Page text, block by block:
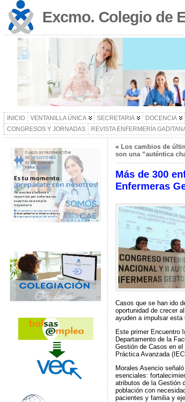
Excmo. Colegio de
INICIO VENTANILLA ÚNICA SECRETARIA DOCENCIA
CONGRESOS Y JORNADAS
REVISTA ENFERMERÍA
« Los cambios de
son una “auténtica
Más de 300
Enfermeras
Casos que se han ido
oportunidad de crecer
ayuden a impulsar
Este primer Encuentro
Departamento de la
Gestión de Casos en
Práctica Avanzada
Morales Asencio
esenciales:
atributos de la Gestión
población con
pacientes y familia y